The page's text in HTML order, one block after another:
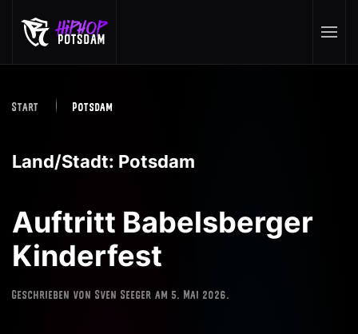
Skip to main content
Start Potsdam
Land/Stadt: Potsdam
Auftritt Babelsberger
Kinderfest
Geschrieben von Sven Seeger am 5. Mai 2026.